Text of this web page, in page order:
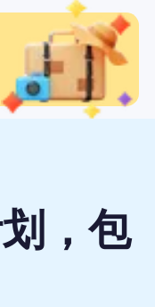
，包